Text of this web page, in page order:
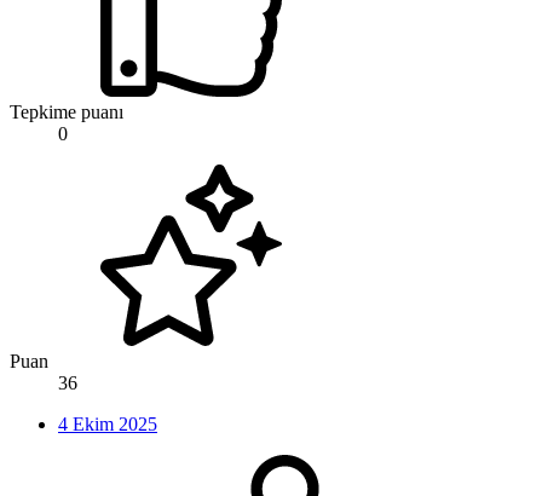
Tepkime puanı
0
Puan
36
4 Ekim 2025